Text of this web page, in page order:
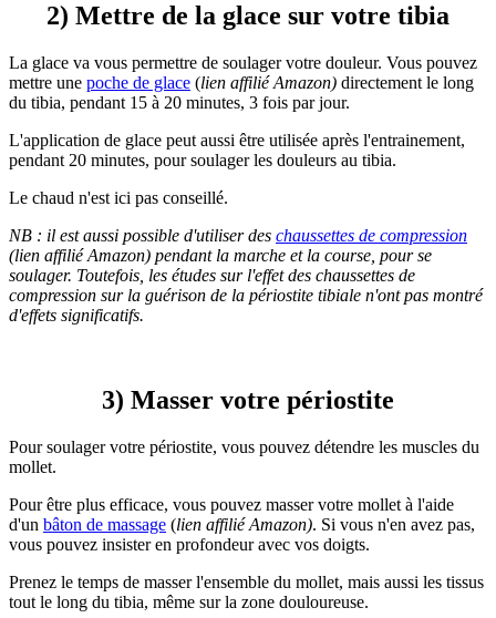
2) Mettre de la glace sur votre tibia
La glace va vous permettre de soulager votre douleur. Vous pouvez
mettre une poche de glace (lien affilié Amazon) directement le long
du tibia, pendant 15 à 20 minutes, 3 fois par jour.
L'application de glace peut aussi être utilisée après l'entrainement,
pendant 20 minutes, pour soulager les douleurs au tibia.
Le chaud n'est ici pas conseillé.
NB : il est aussi possible d'utiliser des chaussettes de compression
(lien affilié Amazon) pendant la marche et la course, pour se
soulager. Toutefois, les études sur l'effet des chaussettes de
compression sur la guérison de la périostite tibiale n'ont pas montré
d'effets significatifs.
3) Masser votre périostite
Pour soulager votre périostite, vous pouvez détendre les muscles du
mollet.
Pour être plus efficace, vous pouvez masser votre mollet à l'aide
d'un bâton de massage (lien affilié Amazon). Si vous n'en avez pas,
vous pouvez insister en profondeur avec vos doigts.
Prenez le temps de masser l'ensemble du mollet, mais aussi les tissus
tout le long du tibia, même sur la zone douloureuse.